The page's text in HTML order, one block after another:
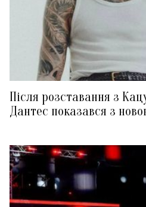
Після розставання з
Дантес показався з